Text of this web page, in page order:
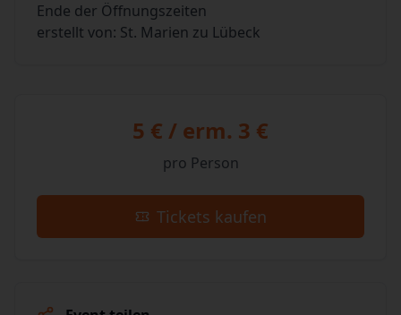
Ende der Öffnungszeiten
erstellt von: St. Marien zu Lübeck
5 € / erm. 3 €
pro Person
Tickets kaufen